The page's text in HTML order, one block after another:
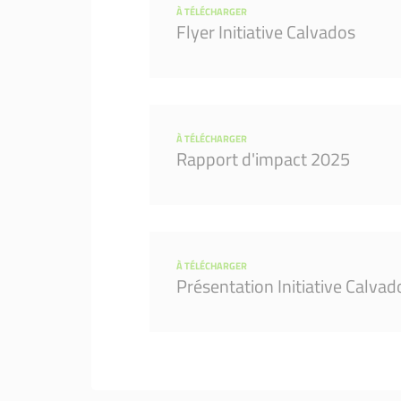
À TÉLÉCHARGER
Flyer Initiative Calvados
À TÉLÉCHARGER
Rapport d'impact 2025
À TÉLÉCHARGER
Présentation Initiative